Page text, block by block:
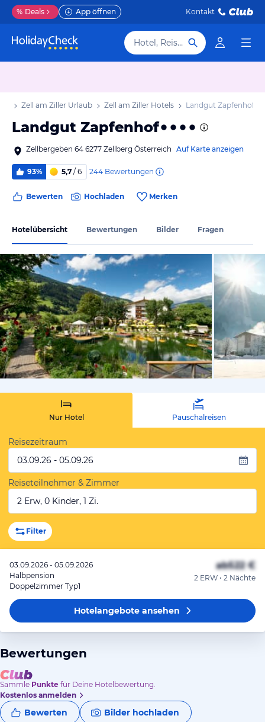
% Deals App öffnen Kontakt
Hotel, Reiseziel
Zell am Ziller Urlaub Zell am Ziller Hotels Landgut Zapfenhof
Landgut Zapfenhof
Zellbergeben 64 6277 Zellberg Österreich Auf Karte anzeigen
93% 5,7 / 6 244 Bewertungen
Bewerten Hochladen Merken
Hotelübersicht Bewertungen Bilder Fragen
vom
Nur Hotel Pauschalreisen
Reisezeitraum
03.09.26 - 05.09.26
Reiseteilnehmer & Zimmer
2 Erw, 0 Kinder, 1 Zi.
Filter
03.09.2026 - 05.09.2026
Halbpension
Doppelzimmer Typ1
ab522 €
2 ERW • 2 Nächte
Hotelangeboteansehen
Bewertungen
Sammle Punkte für Deine Hotelbewertung.
Kostenlos anmelden
Bewerten Bilder hochladen